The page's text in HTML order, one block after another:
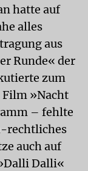
hatte auf
alles
aus
Runde« der
zum
Film »Nacht
– fehlte
rechtliches
auch auf
Dalli«